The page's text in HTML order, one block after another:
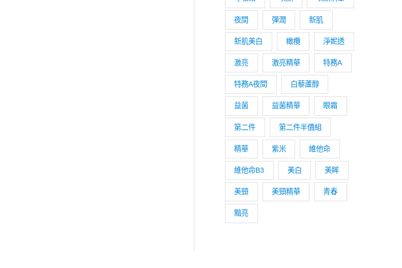
夜間 彈潤 新肌
新肌美白 橄欖 淨妮透
激亮 激亮精華 特務A
特務A夜間 白藜蘆醇
益菌 益菌精華 眼霜
第二件 第二件半價組
精華 紫米 維他命
維他命B3 美白 美眸
美頸 美頸精華 青春
黯亮